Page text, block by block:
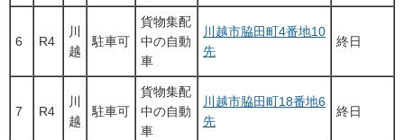
6 R4
川
越
駐車可
貨物集配
中の自動
車
川越市脇田町4番地10
先
終日
7 R4
川
越
駐車可
貨物集配
中の自動
車
川越市脇田町18番地6
先
終日